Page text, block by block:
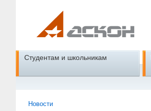
Студентам и школьникам
Новости